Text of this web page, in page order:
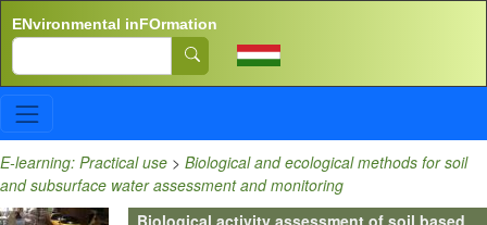
ENvironmental inFOrmation
Search
E-learning: Practical use > Biological and ecological methods for soil
and subsurface water assessment and monitoring
Biological activity assessment of soil based